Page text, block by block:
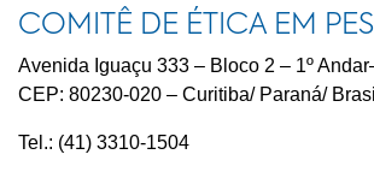
COMITÊ DE ÉTICA EM
Avenida Iguaçu 333 – Bloco 2 – 1º
CEP: 80230-020 – Curitiba/ Paraná/
Tel.: (41) 3310-1504